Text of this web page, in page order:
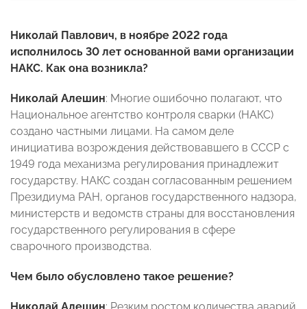
Николай Павлович, в ноябре 2022 года
исполнилось 30 лет основанной вами организации
НАКС. Как она возникла?
Николай Алешин: Многие ошибочно полагают, что
Национальное агентство контроля сварки (НАКС)
создано частными лицами. На самом деле
инициатива возрождения действовавшего в СССР с
1949 года механизма регулирования принадлежит
государству. НАКС создан согласованным решением
Президиума РАН, органов государственного надзора,
министерств и ведомств страны для восстановления
государственного регулирования в сфере
сварочного производства.
Чем было обусловлено такое решение?